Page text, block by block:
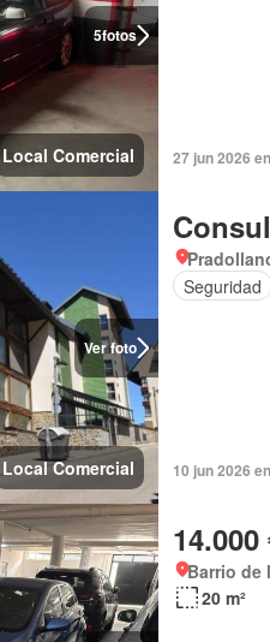
5fotos
Local Comercial 27 jun 2026
Ver foto
Local Comercial
Seguridad
10 jun 2026
14.000
Barrio de
20 m²